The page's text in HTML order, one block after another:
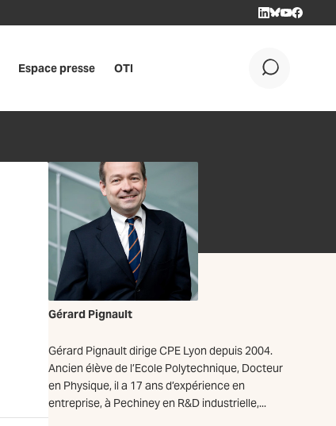
LINKEDIN
BLUESKY
YOUTUBE
Espace presse OTI
Gérard Pignault
Gérard Pignault dirige CPE Lyon depuis 2004.
Ancien élève de l’Ecole Polytechnique, Docteur
en Physique, il a 17 ans d’expérience en
entreprise, à Pechiney en R&D industrielle,...